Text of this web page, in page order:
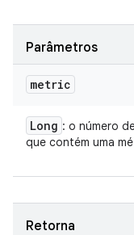
Parâmetros
metric
Long : o número
que contém uma
Retorna